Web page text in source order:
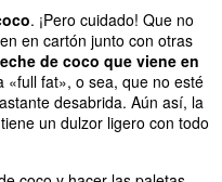
. ¡Pero cuidado! Que no
en cartón junto con otras
de coco que viene en
«full fat», o sea, que no esté
desabrida. Aún así, la
un dulzor ligero con todo